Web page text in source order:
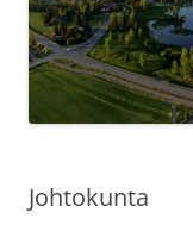
Johtokunta